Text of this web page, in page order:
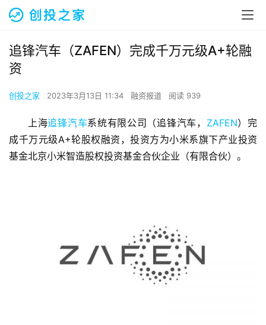
追锋汽车（ZAFEN）完成千万元级A+轮融
资
创投之家 2023年3月13日 11:34 融资报道 阅读 939
上海追锋汽车系统有限公司（追锋汽车， ZAFEN）完
成千万元级A+轮股权融资，投资方为小米系旗下产业投资
基金北京小米智造股权投资基金合伙企业（有限合伙）。